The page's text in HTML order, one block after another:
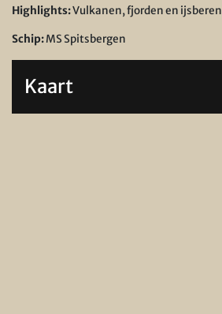
Highlights:Vulkanen, fjorden en ijsberen
Schip:MS Spitsbergen
Kaart